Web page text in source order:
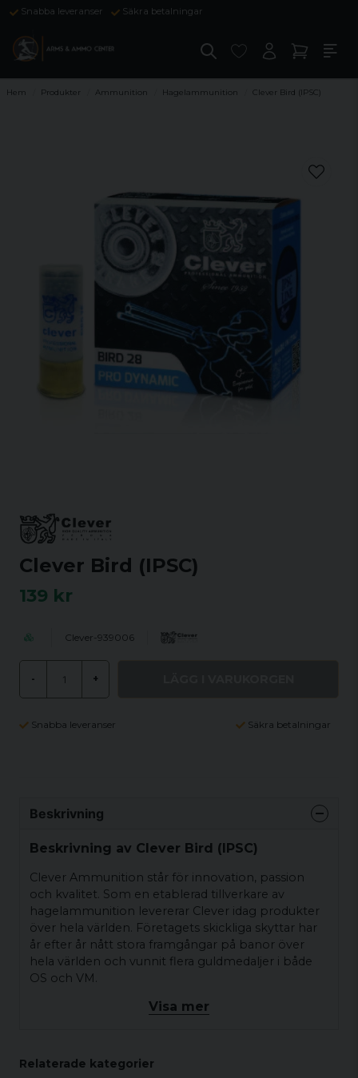
Snabba leveranser Säkra betalningar
Hem Produkter Ammunition Hagelammunition Clever Bird (IPSC)
Clever Bird (IPSC)
139 kr
Clever-939006
- +
Snabba leveranser Säkra betalningar
Beskrivning
Beskrivning av Clever Bird (IPSC)
Clever Ammunition står för innovation, passion
och kvalitet. Som en etablerad tillverkare av
hagelammunition levererar Clever idag produkter
över hela världen. Företagets skickliga skyttar har
år efter år nått stora framgångar på banor över
hela världen och vunnit flera guldmedaljer i både
OS och VM.
Clever Bird är speciellt framtagen för IPSC-skytte.
Kaliber: 12/67
Visa mer
Relaterade kategorier